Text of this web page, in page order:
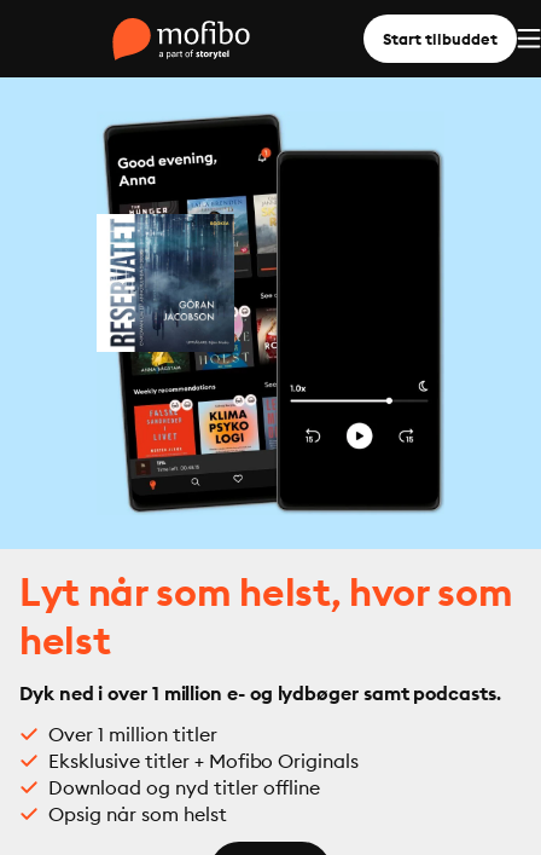
Start tilbuddet
Lyt når som helst, hvor som
helst
Dyk ned i over 1 million e- og lydbøger samt podcasts.
Over 1 million titler
Eksklusive titler + Mofibo Originals
Download og nyd titler offline
Opsig når som helst